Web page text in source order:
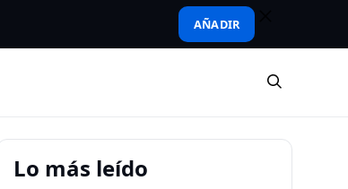
AÑADIR
Lo más leído